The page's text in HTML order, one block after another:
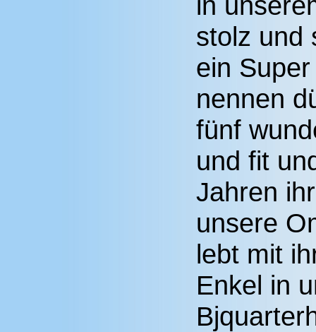
stolz und
ein
nennen
fünf
und fit
Jahren
unsere
lebt mit
Enkel in